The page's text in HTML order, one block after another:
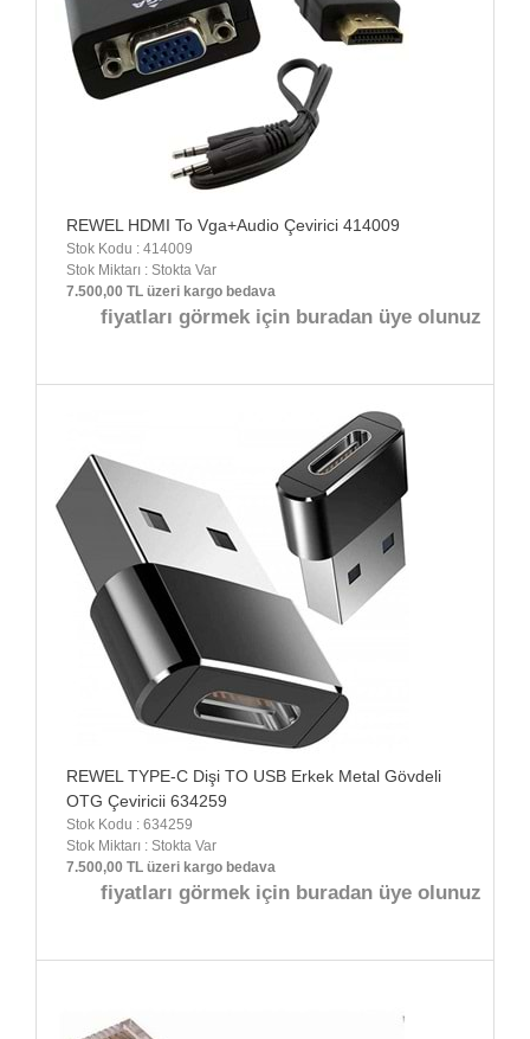
REWEL HDMI To Vga+Audio Çevirici 414009
Stok Kodu : 414009
Stok Miktarı : Stokta Var
7.500,00 TL üzeri kargo bedava
fiyatları görmek için buradan üye olunuz
REWEL TYPE-C Dişi TO USB Erkek Metal Gövdeli
OTG Çeviricii 634259
Stok Kodu : 634259
Stok Miktarı : Stokta Var
7.500,00 TL üzeri kargo bedava
fiyatları görmek için buradan üye olunuz